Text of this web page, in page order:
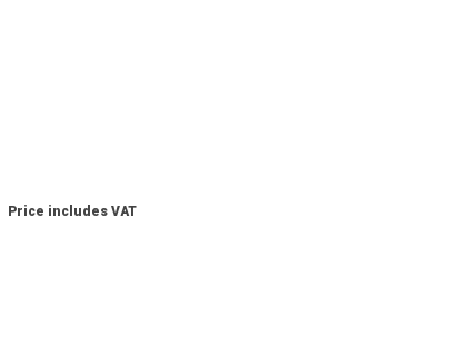
Price includes VAT